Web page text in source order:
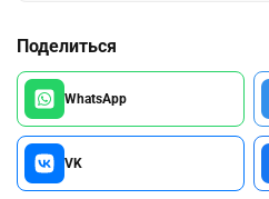
Поделиться
WhatsApp
VK